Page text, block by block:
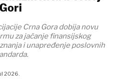
Gori
Crna Gora dobija novu
za jačanje finansijskog
i unapređenje poslovnih
2026.